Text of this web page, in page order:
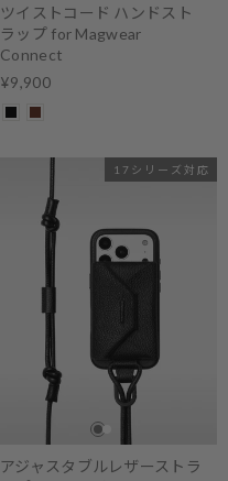
ツイストコード ハンドスト
ラップ for Magwear
Connect
¥9,900
17シリーズ対応
アジャスタブルレザーストラ